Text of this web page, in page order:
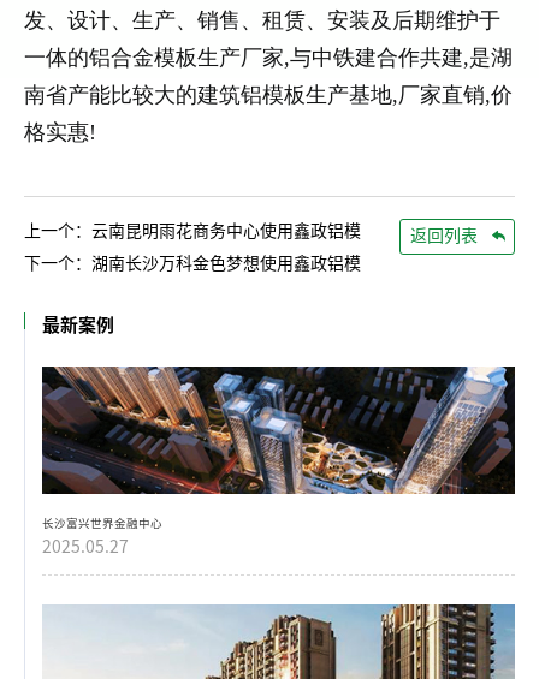
发、设计、生产、销售、租赁、安装及后期维护于
一体的铝合金模板生产厂家,与中铁建合作共建,是湖
南省产能比较大的建筑铝模板生产基地,厂家直销,价
格实惠!
上一个：云南昆明雨花商务中心使用鑫政铝模
下一个：湖南长沙万科金色梦想使用鑫政铝模
返回列表
最新案例
长沙富兴世界金融中心
2025.05.27